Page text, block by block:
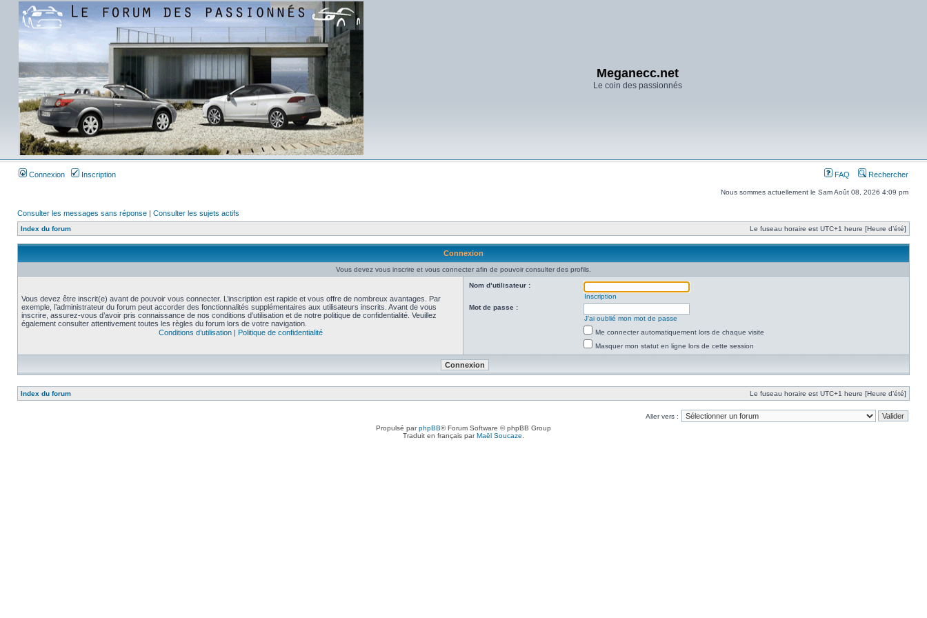
Meganecc.net
Le coin des passionnés
Connexion Inscription FAQ Rechercher
Nous sommes actuellement le Sam Août 08, 2026 4:09 pm
Consulter les messages sans réponse | Consulter les sujets actifs
Index du forum Le fuseau horaire est UTC+1 heure [Heure d’été]
Connexion
Vous devez vous inscrire et vous connecter afin de pouvoir consulter des profils.
Vous devez être inscrit(e) avant de pouvoir vous connecter. L’inscription est rapide et vous offre de nombreux avantages. Par
exemple, l’administrateur du forum peut accorder des fonctionnalités supplémentaires aux utilisateurs inscrits. Avant de vous
inscrire, assurez-vous d’avoir pris connaissance de nos conditions d’utilisation et de notre politique de confidentialité. Veuillez
également consulter attentivement toutes les règles du forum lors de votre navigation.
Conditions d’utilisation| Politique de confidentialité
Nom d’utilisateur :
Inscription
Mot de passe :
J’ai oublié mon mot de passe
Me connecter automatiquement lors de chaque visite
Masquer mon statut en ligne lors de cette session
Index du forum Le fuseau horaire est UTC+1 heure [Heure d’été]
Aller vers :
Propulsé parphpBB® Forum Software © phpBB Group
Traduit en français parMaël Soucaze